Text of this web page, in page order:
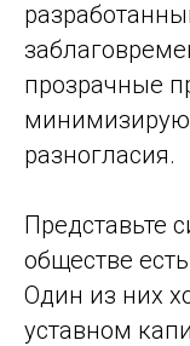
прозрачные
разногласия.
Представьте
обществе
Один из них
уставном